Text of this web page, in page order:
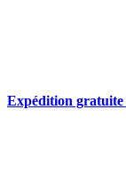
Expédition gratuite